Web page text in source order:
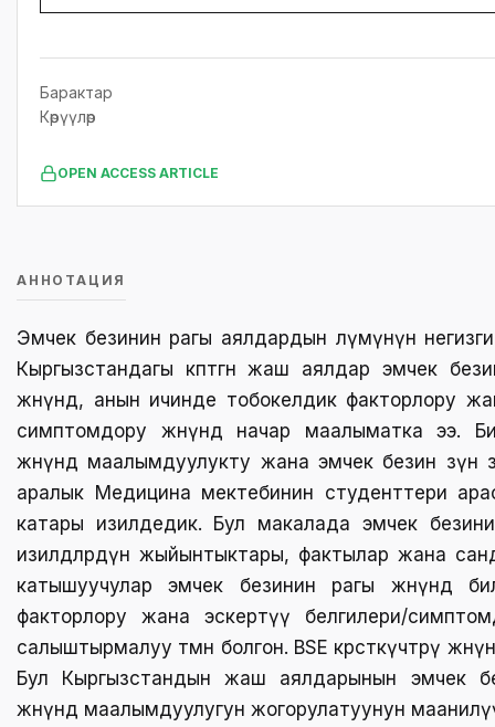
Барактар
Көрүүлөр
OPEN ACCESS ARTICLE
АННОТАЦИЯ
Эмчек безинин рагы аялдардын өлүмүнүн
Кыргызстандагы көптөгөн жаш аялдар эмчек
жөнүндө, анын ичинде тобокелдик факторлору
симптомдору жөнүндө начар маалыматка ээ.
жөнүндө маалымдуулукту жана эмчек безин өзүн
аралык Медицина мектебинин студенттери
катары изилдедик. Бул макалада эмчек
изилдөөлөрдүн жыйынтыктары, фактылар жана
катышуучулар эмчек безинин рагы жөнүндө
факторлору жана эскертүү белгилери/
салыштырмалуу төмөн болгон. BSE көрсөткүчтөрү
Бул Кыргызстандын жаш аялдарынын эмчек
жөнүндө маалымдуулугун жогорулатуунун